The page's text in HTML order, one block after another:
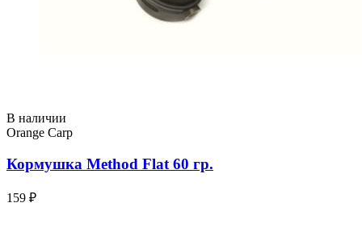
В наличии
Orange Carp
Кормушка Method Flat 60 гр.
159 ₽